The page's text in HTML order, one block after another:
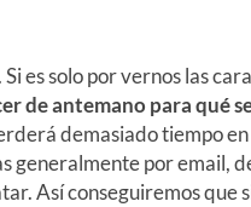
es solo por vernos las
de antemano para qué
demasiado tiempo
generalmente por email,
Así conseguiremos que